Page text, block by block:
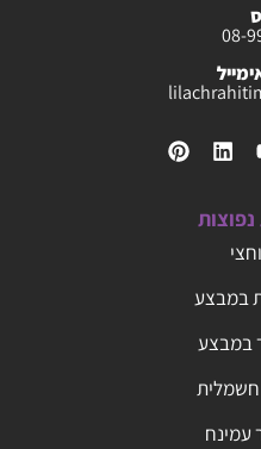
08-
נפוצות
במבצע
במבצע
חשמלית
עמינח